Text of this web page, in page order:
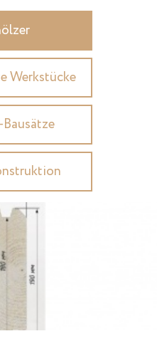
Werkstücke